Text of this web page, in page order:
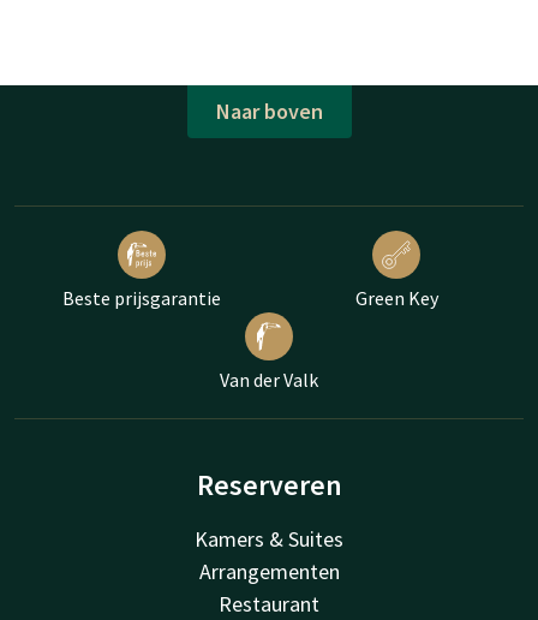
Naar boven
Beste prijsgarantie Green Key
Van der Valk
Reserveren
Kamers & Suites
Arrangementen
Restaurant